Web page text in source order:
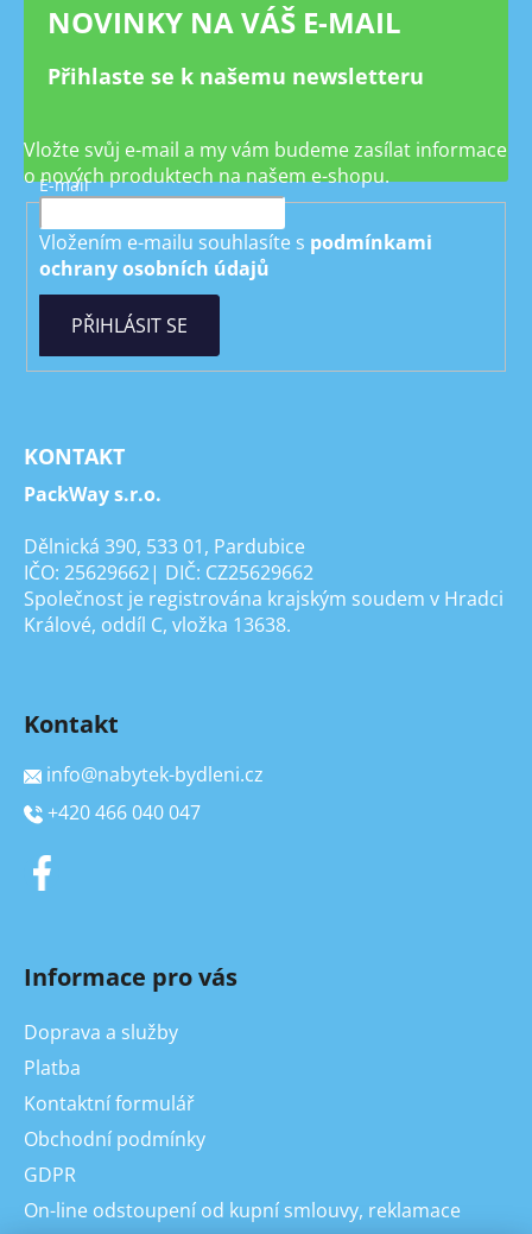
NOVINKY NA VÁŠ E-MAIL
Přihlaste se k našemu newsletteru
Vložte svůj e-mail a my vám budeme zasílat informace
o nových produktech na našem e-shopu.
E-mail
Vložením e-mailu souhlasíte s podmínkami
ochrany osobních údajů
PŘIHLÁSIT SE
KONTAKT
PackWay s.r.o.
Dělnická 390, 533 01, Pardubice
IČO: 25629662| DIČ: CZ25629662
Společnost je registrována krajským soudem v Hradci
Králové, oddíl C, vložka 13638.
Kontakt
info@nabytek-bydleni.cz
+420 466 040 047
Informace pro vás
Doprava a služby
Platba
Kontaktní formulář
Obchodní podmínky
GDPR
On-line odstoupení od kupní smlouvy, reklamace